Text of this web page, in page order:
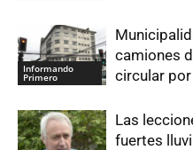
Informando
Primero
camiones
circular
Las
fuertes